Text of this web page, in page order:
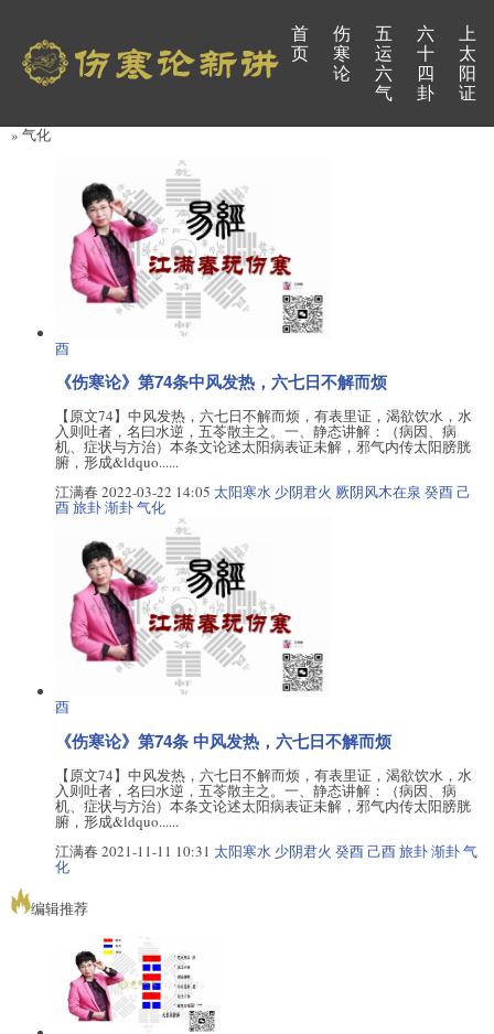
首
页
伤
寒
论
五
运
六
气
六
十
四
卦
上
太
阳
证
» 气化
酉
《伤寒论》第74条中风发热，六七日不解而烦
【原文74】中风发热，六七日不解而烦，有表里证，渴欲饮水，水
入则吐者，名曰水逆，五苓散主之。一、静态讲解：（病因、病
机、症状与方治）本条文论述太阳病表证未解，邪气内传太阳膀胱
腑，形成&ldquo......
江满春 2022-03-22 14:05 太阳寒水 少阴君火 厥阴风木在泉 癸酉己
酉旅卦渐卦气化
酉
《伤寒论》第74条 中风发热，六七日不解而烦
【原文74】中风发热，六七日不解而烦，有表里证，渴欲饮水，水
入则吐者，名曰水逆，五苓散主之。一、静态讲解：（病因、病
机、症状与方治）本条文论述太阳病表证未解，邪气内传太阳膀胱
腑，形成&ldquo......
江满春 2021-11-11 10:31 太阳寒水 少阴君火 癸酉己酉旅卦渐卦气
化
编辑推荐